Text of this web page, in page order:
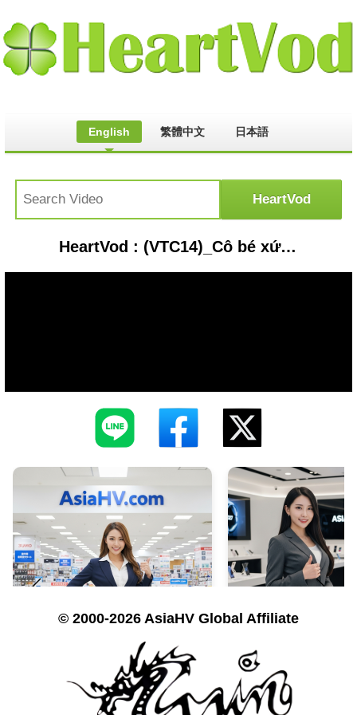
English 繁體中文 日本語
HeartVod : (VTC14)_Cô bé xứ Nghệ hát hay học giỏi gây sốt trong "Thần tượng tương lai"
© 2000-2026 AsiaHV Global Affiliate